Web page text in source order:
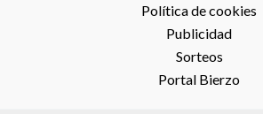
Política de cookies
Publicidad
Sorteos
Portal Bierzo